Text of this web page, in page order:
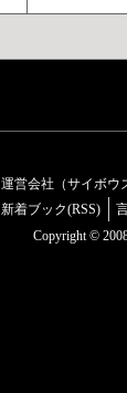
運営会社（サイボウ
新着ブック(RSS)
Copyright ©